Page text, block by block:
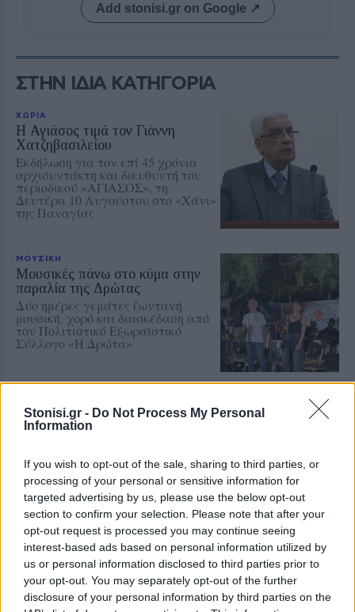
Stonisi.gr - Do Not Process My Personal
Information
If you wish to opt-out of the sale, sharing to third parties, or
processing of your personal or sensitive information for
targeted advertising by us, please use the below opt-out
section to confirm your selection. Please note that after your
opt-out request is processed you may continue seeing
interest-based ads based on personal information utilized by
us or personal information disclosed to third parties prior to
your opt-out. You may separately opt-out of the further
disclosure of your personal information by third parties on the
Add stonisi.gr on Google ↗
ΣΤΗΝ ΙΔΙΑ ΚΑΤΗΓΟΡΙΑ
ΧΩΡΙΑ
Η Αγιάσος τιμά τον Γιάννη
Χατζηβασιλείου
Εκδήλωση για τον επί 45 χρόνια
αρχισυντάκτη και διευθυντή του
περιοδικού «ΑΓΙΑΣΟΣ», τη
Δευτέρα 10 Αυγούστου στο «Χάνι»
της Παναγίας
ΜΟΥΣΙΚΗ
Μουσικές πάνω στο κύμα στην
παραλία της Δρώτας
Δύο ημέρες γεμάτες ζωντανή
μουσική, χορό και διασκέδαση από
τον Πολιτιστικό Εξωραϊστικό
Σύλλογο «Η Δρώτα»
Παρέμβαση για το Ειδικό
Χωροταξικό Τουρισμού στη
Ο Δήμος Δυτικής Λέσβου ζητά την
αλλαγή της κατάταξης της
περιοχής
ΡΕΠΟΡΤΑΖ ΔΡΑΣΕΙΣ
Στο Πανελλήνιον έκθεση
σύνδεσης του σήμερα της
Μυτιλήνης με το χθες